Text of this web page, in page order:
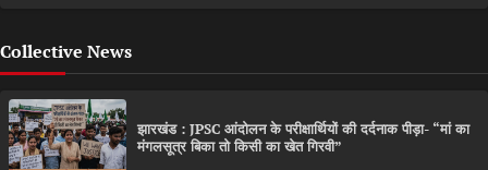
Collective News
झारखंड : JPSC आंदोलन के परीक्षार्थियों की दर्दनाक पीड़ा- “मां का
मंगलसूत्र बिका तो किसी का खेत गिरवी”